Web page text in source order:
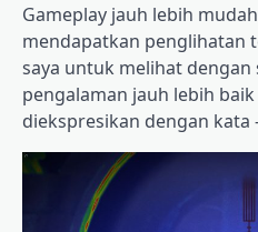
Gameplay jauh lebih
mendapatkan penglihatan
saya untuk melihat
pengalaman jauh lebih
diekspresikan dengan kata